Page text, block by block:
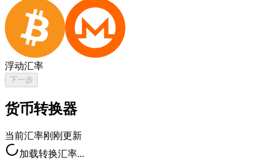
浮动汇率
下一步
货币转换器
当前汇率刚刚更新
加载转换汇率...